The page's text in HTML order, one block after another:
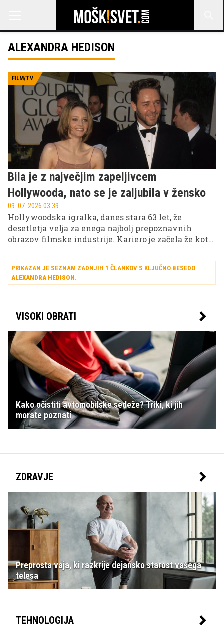
ALEXANDRA HEDISON
FILM/TV
Bila je z največjim zapeljivcem
Hollywooda, nato se je zaljubila v žensko
09. 07. 2026 03.39
Hollywoodska igralka, danes stara 63 let, že
desetletja velja za enega najbolj prepoznavnih
obrazov filmske industrije. Kariero je začela že kot
Hollywooda, kar je močno vplivalo tudi na njeno
željo po zasebnosti.
PRIKAZAN JE SEZNAM ZADNJIH 1 ČLANKOV S KLJUČNO BESEDO
ALEXANDRA HEDISON.
VISOKI OBRATI
Kako očistiti avtomobilske sedeže? Triki, ki jih
morate poznati
ZDRAVJE
Preprosta vaja, ki razkrije dejansko starost vašega
telesa
TEHNOLOGIJA